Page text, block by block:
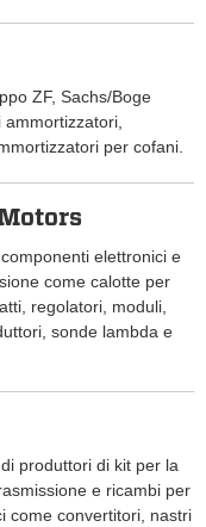
ZF, Sachs/Boge
per cofani.
elettronici e
come calotte per
regolatori, moduli,
sonde lambda e
produttori di kit per la
e ricambi per
come convertitori, nastri